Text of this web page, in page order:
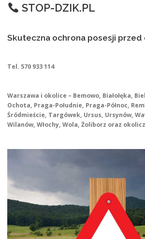
STOP-DZIK.PL
Skuteczna ochrona posesji przed
Tel. 570 933 114
Warszawa i okolice – Bemowo, Białołęka,
Ochota, Praga-Południe, Praga-Północ,
Śródmieście, Targówek, Ursus, Ursynów,
Wilanów, Włochy, Wola, Żoliborz oraz